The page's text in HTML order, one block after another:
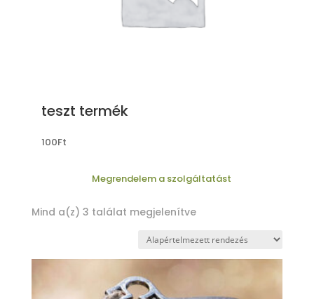
teszt termék
100Ft
Megrendelem a szolgáltatást
Mind a(z) 3 találat megjelenítve